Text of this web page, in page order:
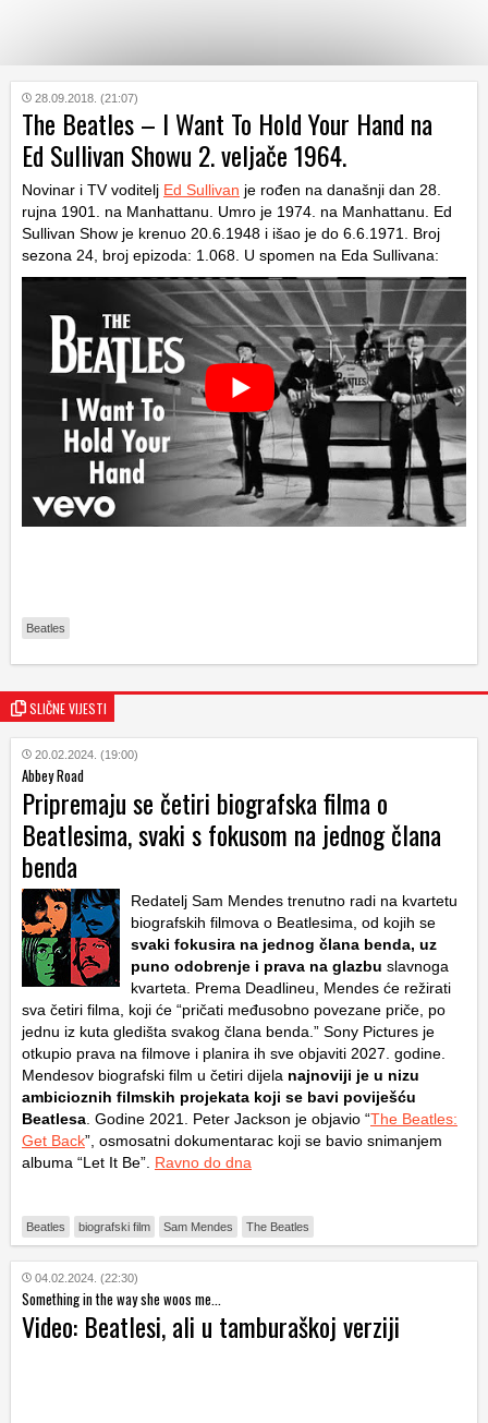
KATEGORIJE
HRVATSKI
28.09.2018. (21:07)
The Beatles – I Want To Hold Your Hand na
Ed Sullivan Showu 2. veljače 1964.
Novinar i TV voditelj Ed Sullivan je rođen na današnji dan 28.
rujna 1901. na Manhattanu. Umro je 1974. na Manhattanu. Ed
Sullivan Show je krenuo 20.6.1948 i išao je do 6.6.1971. Broj
sezona 24, broj epizoda: 1.068. U spomen na Eda Sullivana:
Beatles
SLIČNE VIJESTI
20.02.2024. (19:00)
Abbey Road
Pripremaju se četiri biografska filma o
Beatlesima, svaki s fokusom na jednog člana
benda
Redatelj Sam Mendes trenutno radi na kvartetu
biografskih filmova o Beatlesima, od kojih se
svaki fokusira na jednog člana benda, uz
puno odobrenje i prava na glazbu slavnoga
kvarteta. Prema Deadlineu, Mendes će režirati
sva četiri filma, koji će “pričati međusobno povezane priče, po
jednu iz kuta gledišta svakog člana benda.” Sony Pictures je
otkupio prava na filmove i planira ih sve objaviti 2027. godine.
Mendesov biografski film u četiri dijela najnoviji je u nizu
ambicioznih filmskih projekata koji se bavi poviješću
Beatlesa . Godine 2021. Peter Jackson je objavio “The Beatles:
Get Back”, osmosatni dokumentarac koji se bavio snimanjem
albuma “Let It Be”. Ravno do dna
Beatles biografski film Sam Mendes The Beatles
04.02.2024. (22:30)
Something in the way she woos me...
Video: Beatlesi, ali u tamburaškoj verziji